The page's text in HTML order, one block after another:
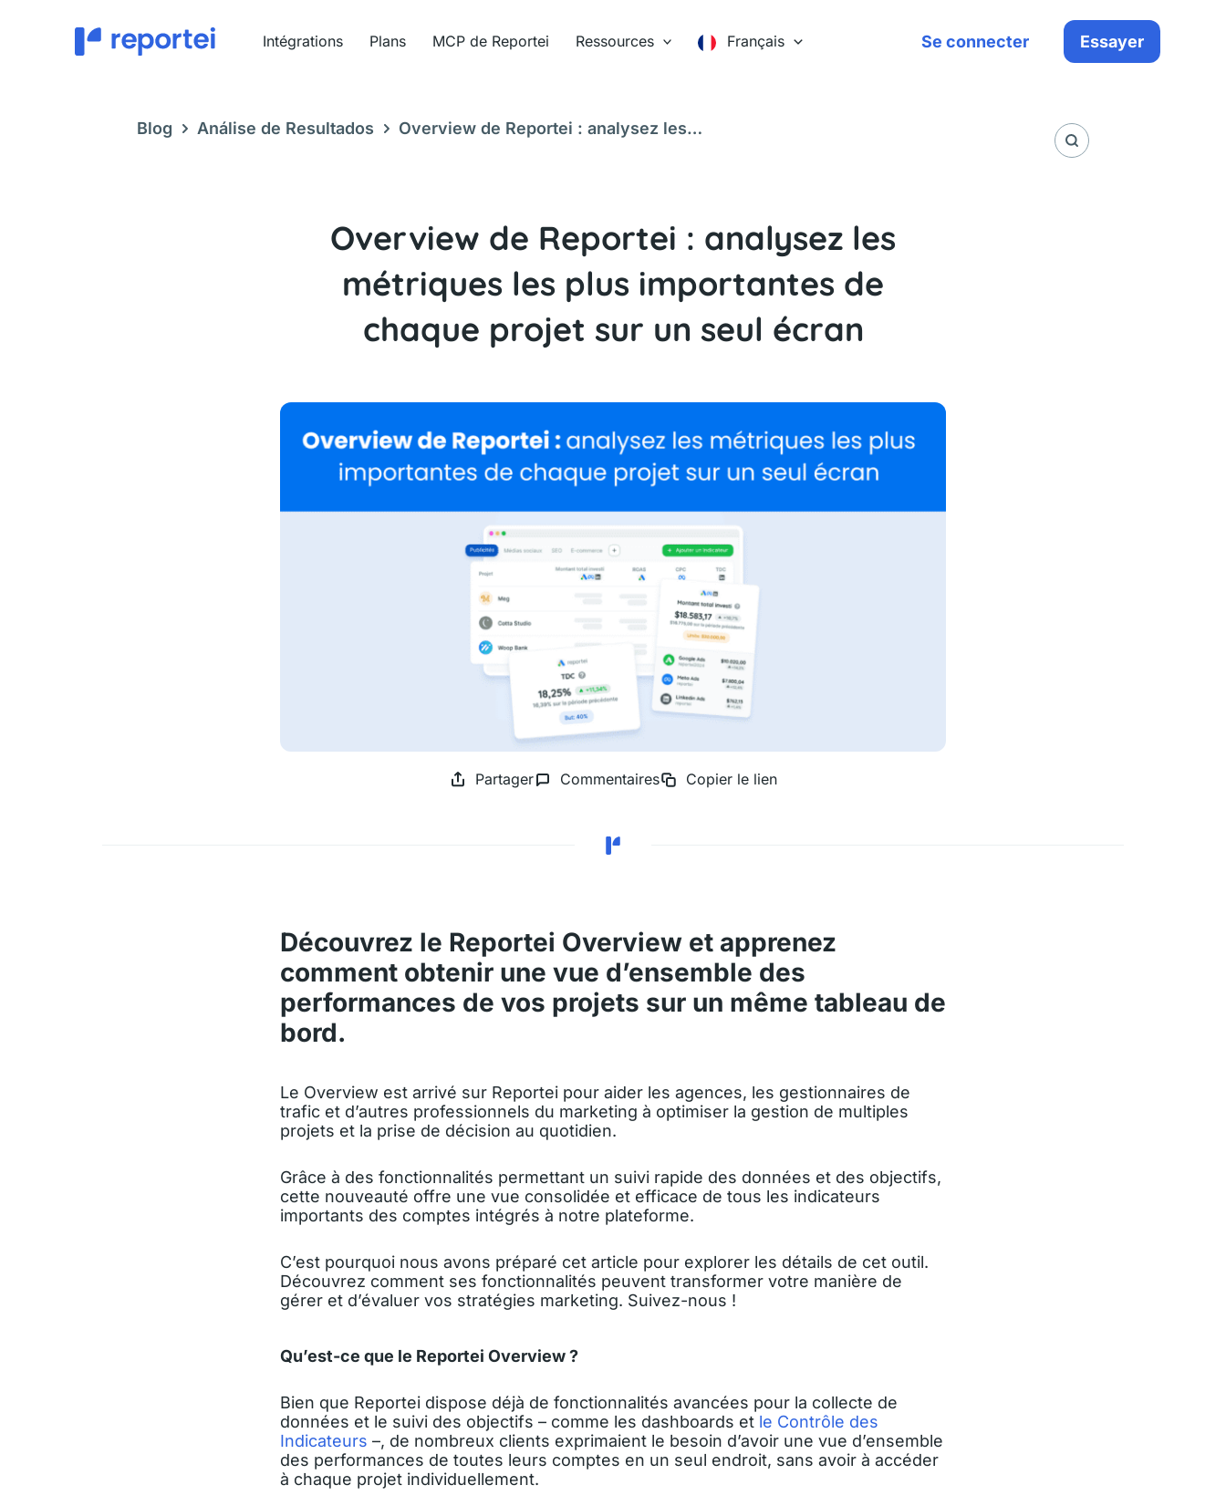
Intégrations Plans MCP de Reportei Ressources Français Se connecter Essayer
Blog Análise de Resultados
Overview de Reportei : analysez les
Overview de Reportei : analysez les
métriques les plus importantes de
chaque projet sur un seul écran
Partager Commentaires Copier le lien
Découvrez le Reportei Overview et apprenez
comment obtenir une vue d’ensemble des
performances de vos projets sur un même tableau de
bord.
Le Overview est arrivé sur Reportei pour aider les agences, les gestionnaires de
trafic et d’autres professionnels du marketing à optimiser la gestion de multiples
projets et la prise de décision au quotidien.
Grâce à des fonctionnalités permettant un suivi rapide des données et des objectifs,
cette nouveauté offre une vue consolidée et efficace de tous les indicateurs
importants des comptes intégrés à notre plateforme.
C’est pourquoi nous avons préparé cet article pour explorer les détails de cet outil.
Découvrez comment ses fonctionnalités peuvent transformer votre manière de
gérer et d’évaluer vos stratégies marketing. Suivez-nous !
Qu’est-ce que le Reportei Overview ?
Bien que Reportei dispose déjà de fonctionnalités avancées pour la collecte de
données et le suivi des objectifs – comme les dashboards et le Contrôle des
Indicateurs –, de nombreux clients exprimaient le besoin d’avoir une vue d’ensemble
des performances de toutes leurs comptes en un seul endroit, sans avoir à accéder
à chaque projet individuellement.